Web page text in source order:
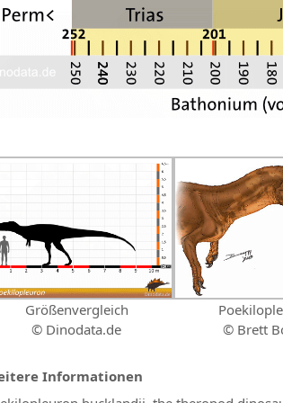
Größenvergleich
© Dinodata.de
© Brett
Informationen